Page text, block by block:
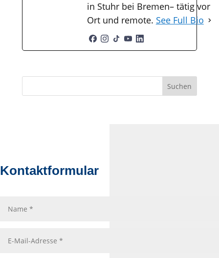
in Stuhr bei Bremen– tätig vor
Ort und remote. See Full Bio
u
Suchen
Kontaktformular